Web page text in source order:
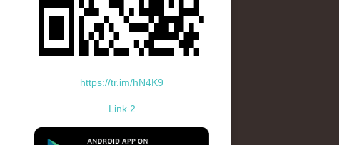
https://tr.im/hN4K9
Link 2
standard-icon-googleplay-app-store.png